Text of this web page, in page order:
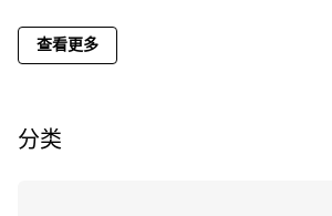
查看更多
分类